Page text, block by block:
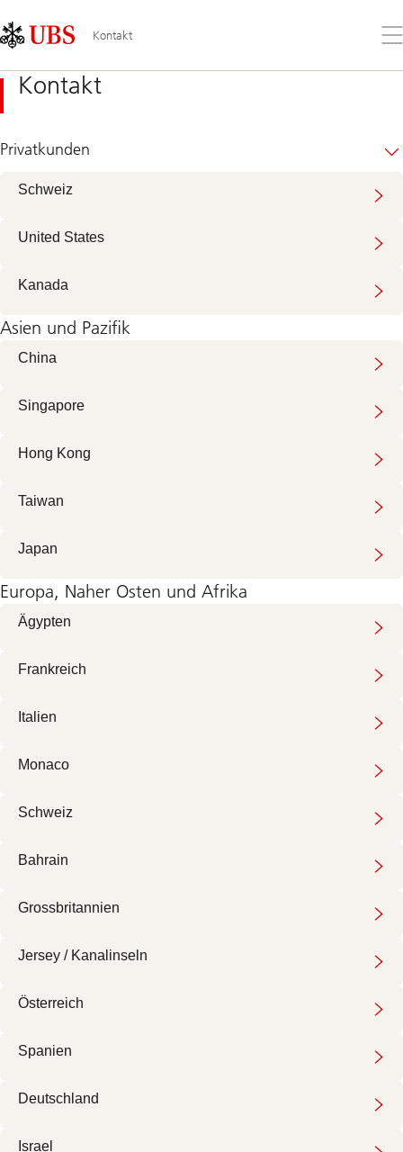
Links
Area
Kontakt
Sie
Kontakt
Privatkunden
Schweiz
United States
Kanada
Asien und Pazifik
China
Singapore
Hong Kong
Taiwan
Japan
Europa, Naher Osten und Afrika
Ägypten
Frankreich
Italien
Monaco
Schweiz
Bahrain
Grossbritannien
Jersey / Kanalinseln
Österreich
Spanien
Deutschland
Israel